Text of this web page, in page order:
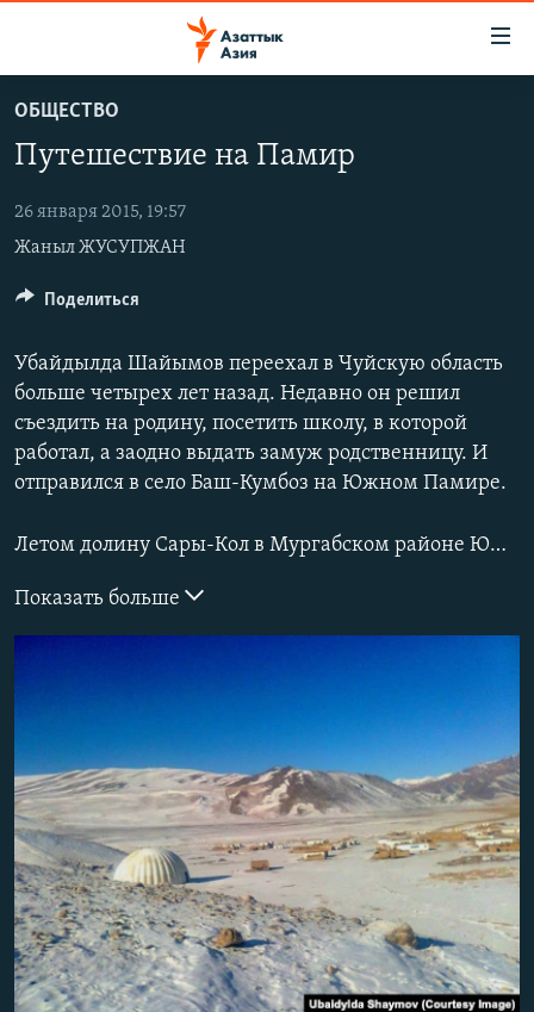
основному
Вернутся
навигации
поиску
ЦЕНТРАЛЬНАЯ АЗИЯ
КАЗАХСТАН
КЫРГЫЗСТАН
УЗБЕКИСТАН
ТАДЖИКИСТАН
НОВОСТИ
ВОЙНА В УКРАИНЕ
НА ДРУГИХ ЯЗЫКАХ
ҚАЗАҚША
ЎЗБЕКЧА
ТОҶИКӢ
Все сайты РСЕ/РС
ОБЩЕСТВО
Путешествие на Памир
26 января 2015, 19:57
Жаныл ЖУСУПЖАН
Убайдылда Шайымов переехал в Чуйскую область
больше четырех лет назад. Недавно он решил
съездить на родину, посетить школу, в которой
работал, а заодно выдать замуж родственницу. И
отправился в село Баш-Кумбоз на Южном Памире.
Летом долину Сары-Кол в Мургабском районе Южного Памира заполоняют туристы из разных стран. Зимой, наоборот, здесь пустынно и сурово, и в высокогорное село заставит добираться разве что крайняя необходимость. Убайдылда Шаймов на это решился, несмотря на стоящие здесь 45- градусные морозы. В родном селе он работал учителем начальных классов. Сейчас, как мы уже говорили, он живет в Кыргызстане, где работает на стройке.
Показать больше
Поделиться